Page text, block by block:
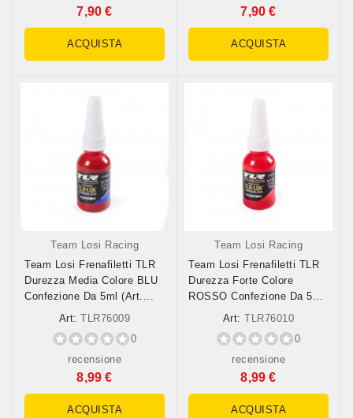
7,90 €
ACQUISTA
7,90 €
ACQUISTA
Team Losi Racing
Team Losi Frenafiletti TLR
Durezza Media Colore BLU
Confezione Da 5ml (art....
Art: TLR76009
0
recensione
8,99 €
ACQUISTA
Team Losi Racing
Team Losi Frenafiletti TLR
Durezza Forte Colore
ROSSO Confezione Da 5ml
Art: TLR76010
0
recensione
8,99 €
ACQUISTA